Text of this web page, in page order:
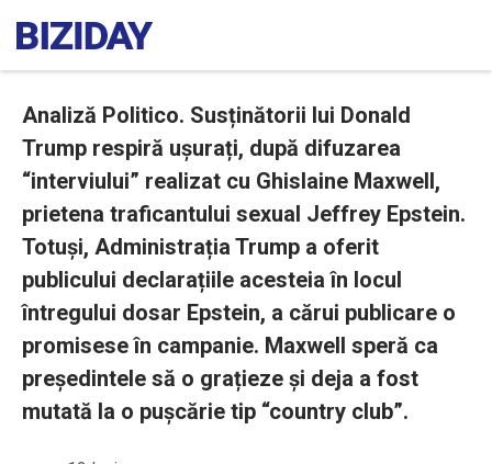
Analiză Politico. Susținătorii lui Donald
Trump respiră ușurați, după difuzarea
“interviului” realizat cu Ghislaine Maxwell,
prietena traficantului sexual Jeffrey Epstein.
Totuși, Administrația Trump a oferit
publicului declarațiile acesteia în locul
întregului dosar Epstein, a cărui publicare o
promisese în campanie. Maxwell speră ca
președintele să o grațieze și deja a fost
mutată la o pușcărie tip “country club”.